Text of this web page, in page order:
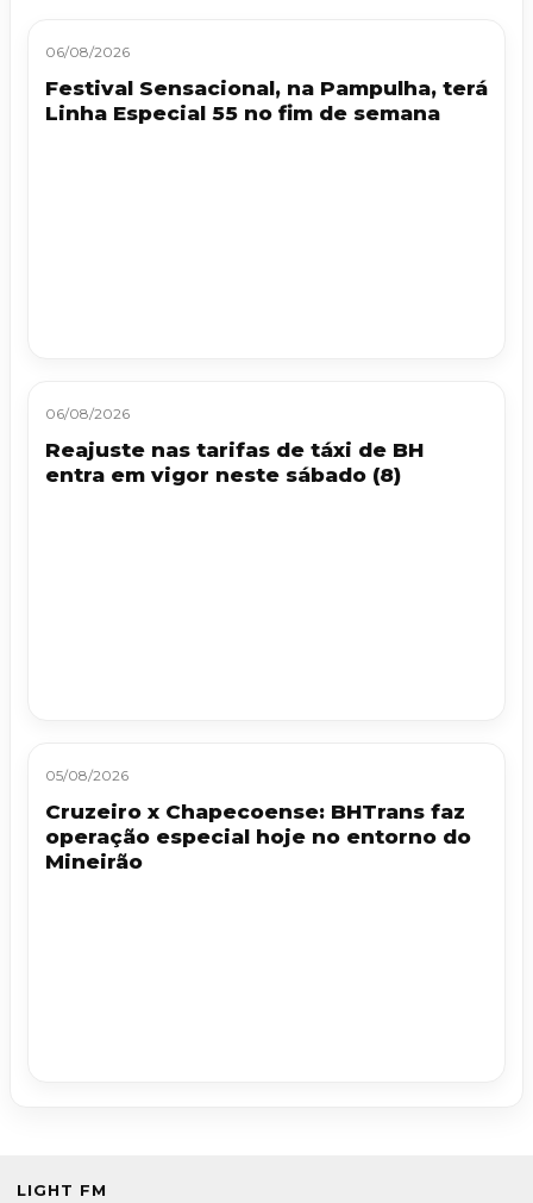
06/08/2026
Festival Sensacional, na Pampulha, terá
Linha Especial 55 no fim de semana
06/08/2026
Reajuste nas tarifas de táxi de BH
entra em vigor neste sábado (8)
05/08/2026
Cruzeiro x Chapecoense: BHTrans faz
operação especial hoje no entorno do
Mineirão
LIGHT FM